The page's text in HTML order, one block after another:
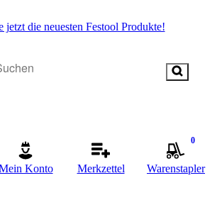
jetzt die neuesten Festool Produkte!
Konto Merkzettel
0
Warenstapler